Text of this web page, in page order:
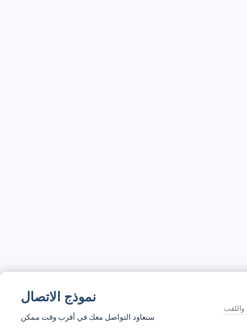
نموذج الاتصال
سنعاود التواصل معك في أقرب وقت ممكن